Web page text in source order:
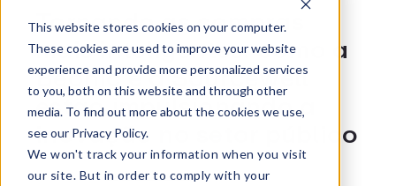
This website stores cookies on your computer.
These cookies are used to improve your website
experience and provide more personalized services
to you, both on this website and through other
media. To find out more about the cookies we use,
see our Privacy Policy.
We won't track your information when you visit
our site. But in order to comply with your
Tornando as compras
mais inteligentes: como a
Beonic e a Sourcewell
estão impulsionando a
inovação no setor público
Escrito por:Equipe Beonic